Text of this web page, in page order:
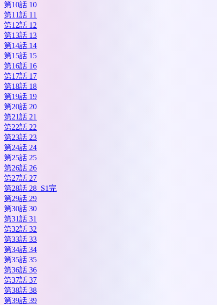
第10話 10
第11話 11
第12話 12
第13話 13
第14話 14
第15話 15
第16話 16
第17話 17
第18話 18
第19話 19
第20話 20
第21話 21
第22話 22
第23話 23
第24話 24
第25話 25
第26話 26
第27話 27
第28話 28_S1完
第29話 29
第30話 30
第31話 31
第32話 32
第33話 33
第34話 34
第35話 35
第36話 36
第37話 37
第38話 38
第39話 39